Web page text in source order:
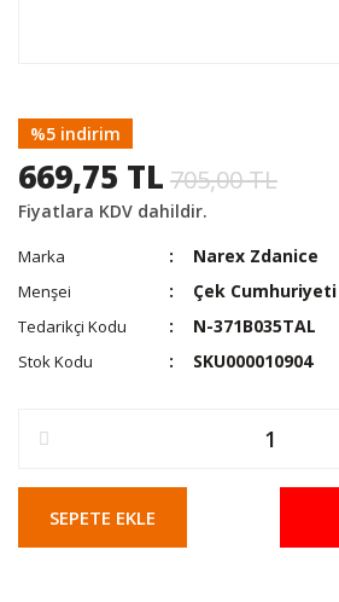
%5 indirim
669,75 TL 705,00 TL
Fiyatlara KDV dahildir.
Marka Narex Zdanice
Menşei Çek Cumhuriyeti
Tedarikçi Kodu N-371B035TAL
Stok Kodu SKU000010904
SEPETE EKLE